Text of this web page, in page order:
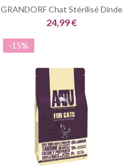
GRANDORF Chat Stérilisé Dinde
24,99 €
-15%